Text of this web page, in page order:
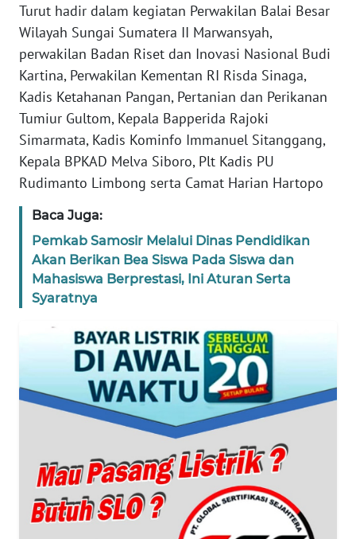
Turut hadir dalam kegiatan Perwakilan Balai Besar
Wilayah Sungai Sumatera II Marwansyah,
perwakilan Badan Riset dan Inovasi Nasional Budi
Kartina, Perwakilan Kementan RI Risda Sinaga,
Kadis Ketahanan Pangan, Pertanian dan Perikanan
Tumiur Gultom, Kepala Bapperida Rajoki
Simarmata, Kadis Kominfo Immanuel Sitanggang,
Kepala BPKAD Melva Siboro, Plt Kadis PU
Rudimanto Limbong serta Camat Harian Hartopo
Baca Juga:
Pemkab Samosir Melalui Dinas Pendidikan
Akan Berikan Bea Siswa Pada Siswa dan
Mahasiswa Berprestasi, Ini Aturan Serta
Syaratnya
WN
KEPRI
WN
PAPUA
WN
PAPUA
WN
RIAU
WN
WN
WN
NTB